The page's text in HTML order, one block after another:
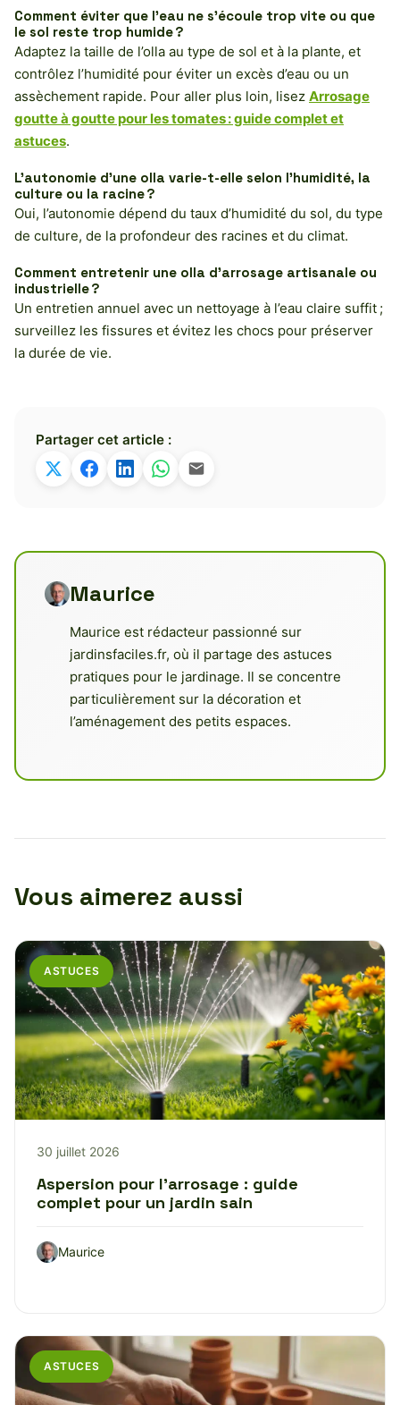
Comment éviter que l’eau ne s’écoule trop vite ou que
le sol reste trop humide ?
Adaptez la taille de l’olla au type de sol et à la plante, et
contrôlez l’humidité pour éviter un excès d’eau ou un
assèchement rapide. Pour aller plus loin, lisez Arrosage
goutte à goutte pour les tomates : guide complet et
astuces.
L’autonomie d’une olla varie-t-elle selon l’humidité, la
culture ou la racine ?
Oui, l’autonomie dépend du taux d’humidité du sol, du type
de culture, de la profondeur des racines et du climat.
Comment entretenir une olla d’arrosage artisanale ou
industrielle ?
Un entretien annuel avec un nettoyage à l’eau claire suffit ;
surveillez les fissures et évitez les chocs pour préserver
la durée de vie.
Partager cet article :
Maurice
Maurice est rédacteur passionné sur
jardinsfaciles.fr, où il partage des astuces
pratiques pour le jardinage. Il se concentre
particulièrement sur la décoration et
l’aménagement des petits espaces.
Vous aimerez aussi
ASTUCES
30 juillet 2026
Aspersion pour l’arrosage : guide
complet pour un jardin sain
Maurice
ASTUCES